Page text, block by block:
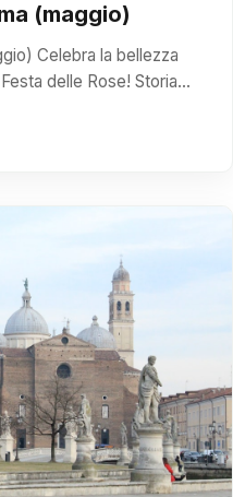
(maggio)
Celebra la bellezza
delle Rose! Storia…